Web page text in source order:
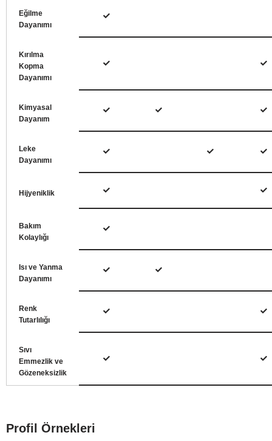
Eğilme
Dayanımı
Kırılma
Kopma
Dayanımı
Kimyasal
Dayanım
Leke
Dayanımı
Hijyeniklik
Bakım
Kolaylığı
Isı ve Yanma
Dayanımı
Renk
Tutarlılığı
Sıvı
Emmezlik ve
Gözeneksizlik
Profil Örnekleri